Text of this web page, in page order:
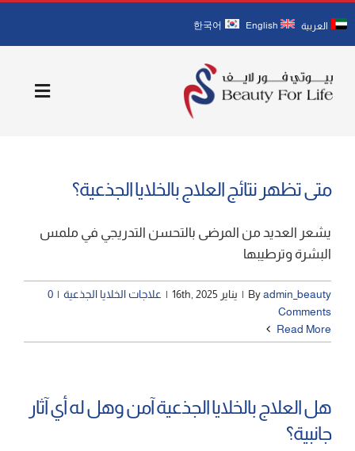
to
العربية English
한국어
Toggle
أطبائنا
الخدمات
1مدونة
متى تظهر نتائج العلاج بالخلايا الجذعية؟
يشعر العديد من المرضى بالتحسن التدريجي في ملمس
البشرة وترطيبها
Byadmin_beauty
| يناير 16th, 2025 | علاجات الخلايا الجذعية |
0
Comments
Read More
هل العلاج بالخلايا الجذعية آمن وهل له أي آثار
جانبية؟